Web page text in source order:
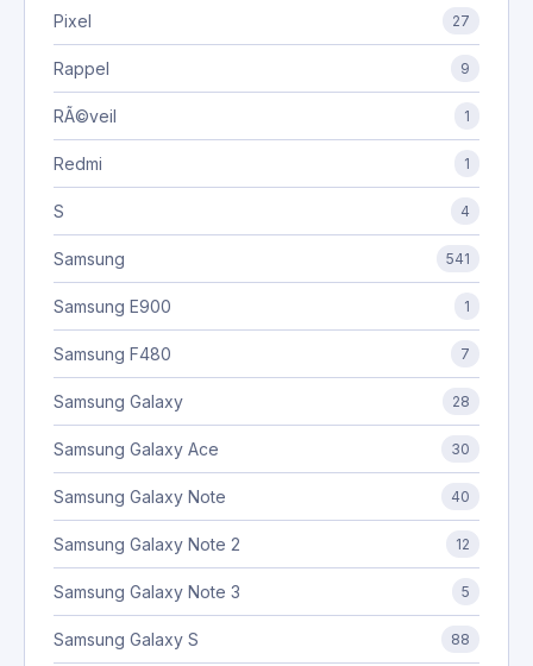
Pixel 27
Rappel 9
RÃ©veil 1
Redmi 1
S 4
Samsung 541
Samsung E900 1
Samsung F480 7
Samsung Galaxy 28
Samsung Galaxy Ace 30
Samsung Galaxy Note 40
Samsung Galaxy Note 2 12
Samsung Galaxy Note 3 5
Samsung Galaxy S 88